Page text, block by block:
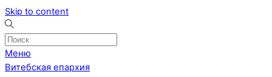
Skip to content
Меню
Витебская епархия